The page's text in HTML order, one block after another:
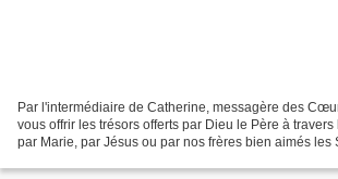
Par l'intermédiaire de Catherine, messagère des
vous offrir les trésors offerts par Dieu le Père à
par Marie, par Jésus ou par nos frères bien aimés les